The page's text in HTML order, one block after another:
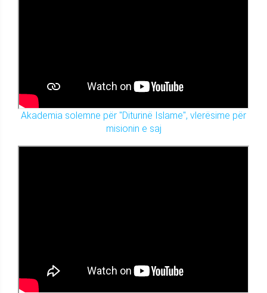
Akademia solemne për "Diturinë Islame", vlerësime për
misionin e saj